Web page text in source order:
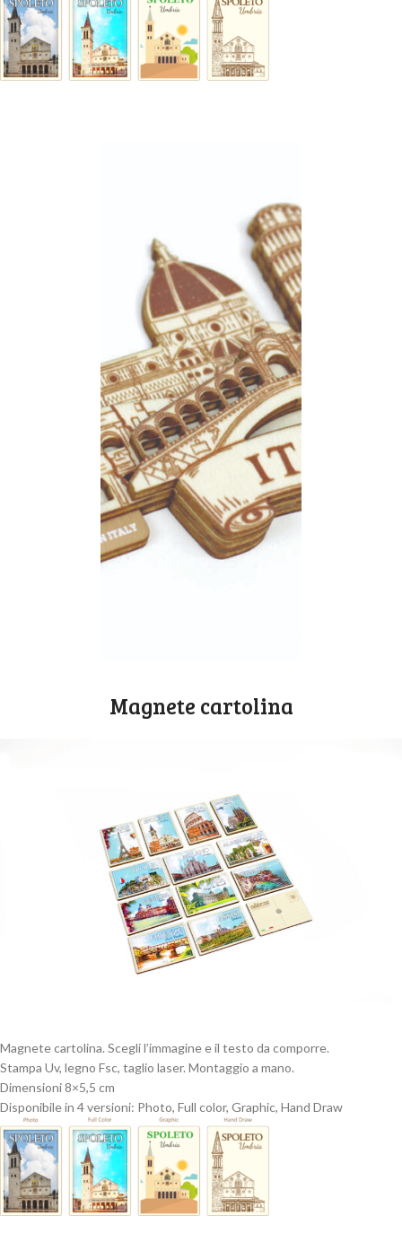
souvenir
Inviaci la tua idea, la
trasformeremo in un oggetto
unico in legno che si
distingue per colore e
materiale dagli altri souvenir
della tua zona.
Ti forniremo assistenza,
supporto grafico e le più
moderne tecnologie unite
alla tradizione artigiana.
Avrai un souvenir in legno
creato con energia solare,
senza immettere co2 in
atmosfera.
Magnete cartolina
Magnete cartolina. Scegli l’immagine e il testo da comporre.
Stampa Uv, legno Fsc, taglio laser. Montaggio a mano.
Dimensioni 8×5,5 cm
Disponibile in 4 versioni: Photo, Full color, Graphic, Hand Draw